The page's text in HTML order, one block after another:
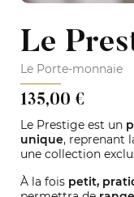
Le
Le Porte-monnaie
135,00 €
Le Prestige est un
unique, reprenant
une collection
À la fois petit,